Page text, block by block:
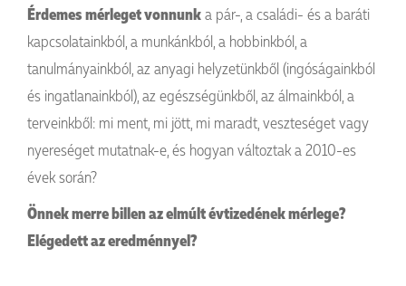
Érdemes mérleget vonnunka pár-, a családi- és a baráti
kapcsolatainkból, a munkánkból, a hobbinkból, a
tanulmányainkból, az anyagi helyzetünkből (ingóságainkból
és ingatlanainkból), az egészségünkből, az álmainkból, a
terveinkből: mi ment, mi jött, mi maradt, veszteséget vagy
nyereséget mutatnak-e, és hogyan változtak a 2010-es
évek során?
Önnek merre billen az elmúlt évtizedének mérlege?
Elégedett az eredménnyel?